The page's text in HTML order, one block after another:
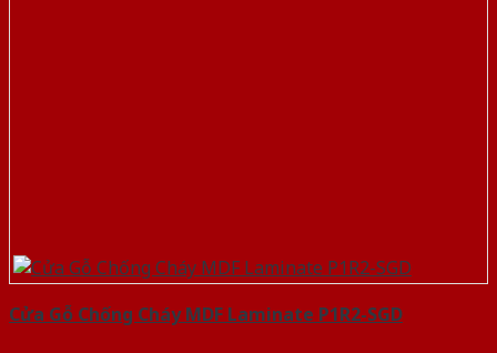
Cửa Gỗ Chống Cháy MDF Laminate P1R2-SGD